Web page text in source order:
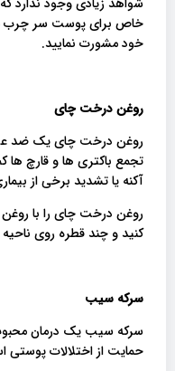
خاص برای پوست سر چرب
خود مشورت نمایید.
روغن درخت چای
روغن درخت چای یک ضد
تجمع باکتری ها و قارچ ها
آکنه یا تشدید برخی از
روغن درخت چای را با روغن
کنید و چند قطره روی
سرکه سیب
سرکه سیب یک درمان
حمایت از اختلالات